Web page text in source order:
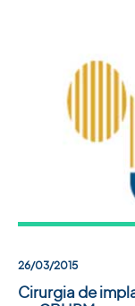
26/03/2015
Cirurgia de